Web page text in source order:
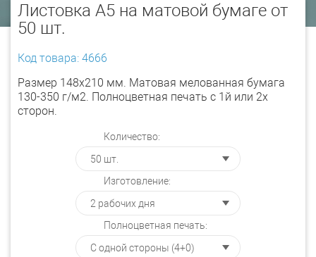
Листовка А5 на матовой бумаге от
50 шт.
Код товара: 4666
Размер 148х210 мм. Матовая мелованная бумага
130-350 г/м2. Полноцветная печать с 1й или 2х
сторон.
Количество:
Изготовление:
Полноцветная печать: